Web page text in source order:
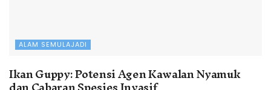
ALAM SEMULAJADI
Ikan Guppy: Potensi Agen Kawalan Nyamuk